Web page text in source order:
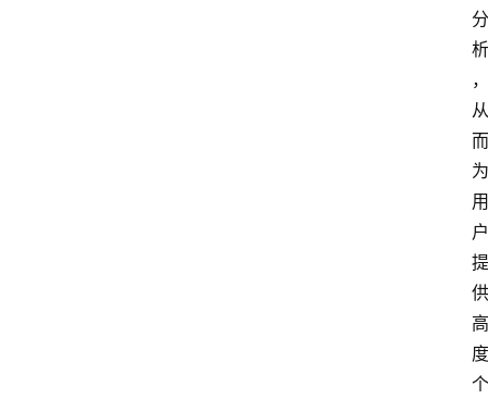
分
析
，
从
而
为
用
户
提
供
高
度
个